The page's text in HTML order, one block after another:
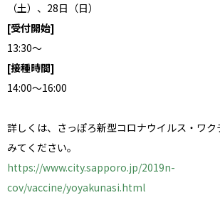
（土）、28日（日）
[受付開始]
13:30～
[接種時間]
14:00～16:00
詳しくは、さっぽろ新型コロナウイルス・ワク
みてください。
https://www.city.sapporo.jp/2019n-
cov/vaccine/yoyakunasi.html